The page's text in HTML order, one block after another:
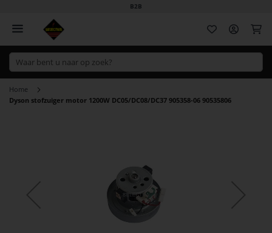
B2B
Home
Dyson stofzuiger motor 1200W DC05/DC08/DC37 905358-06 90535806